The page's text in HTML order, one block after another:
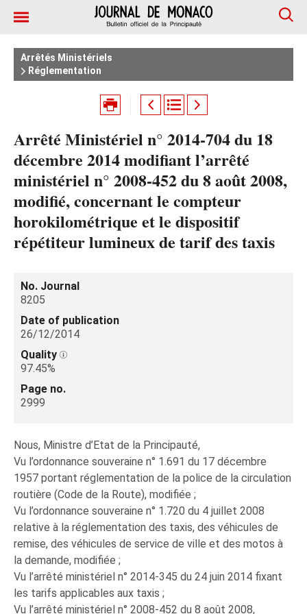
Arrêtés Ministériels
Réglementation
Arrêté Ministériel n° 2014-704 du 18
décembre 2014 modifiant l’arrêté
ministériel n° 2008-452 du 8 août 2008,
modifié, concernant le compteur
horokilométrique et le dispositif
répétiteur lumineux de tarif des taxis
No. Journal
8205
Date of publication
26/12/2014
Quality
97.45%
Page no.
2999
Nous, Ministre d’Etat de la Principauté,
Vu l’ordonnance souveraine n° 1.691 du 17 décembre
1957 portant réglementation de la police de la circulation
routière (Code de la Route), modifiée ;
Vu l’ordonnance souveraine n° 1.720 du 4 juillet 2008
relative à la réglementation des taxis, des véhicules de
remise, des véhicules de service de ville et des motos à
la demande, modifiée ;
Vu l’arrêté ministériel n° 2014-345 du 24 juin 2014 fixant
les tarifs applicables aux taxis ;
Vu l’arrêté ministériel n° 2008-452 du 8 août 2008,